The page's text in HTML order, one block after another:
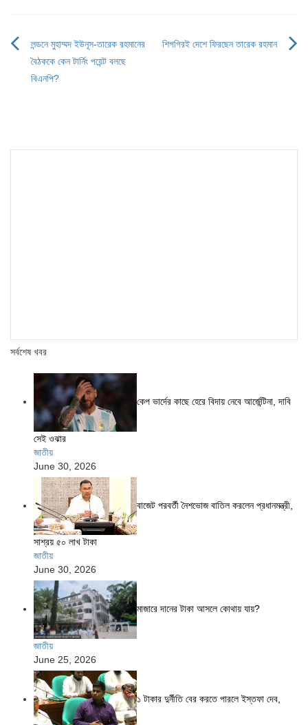
Post
navigation
লন্ডনে মুহাম্মদ ইউনূস-তারেক রহমানের
বৈঠককে কেন টার্নিং পয়েন্ট বলছে
বিএনপি?
শিগগিরই দেশে ফিরছেন তারেক রহমান
সর্বশেষ খবর
কেপ ভার্দের কাছে হেরে বিদায় নেবে আর্জেন্টিনা, দাবি
সেই ওঝার
জাতীয়
June 30, 2026
বাজেট পরবর্তী নৈশভোজ বাতিল করলেন প্রধানমন্ত্রী,
সাশ্রয় ৫০ লাখ টাকা
জাতীয়
June 30, 2026
মাজারে দানের টাকা আসলে কোথায় যায়?
জাতীয়
June 25, 2026
১ টাকার দুর্নীতি বের করতে পারলে ইস্তফা দেব,